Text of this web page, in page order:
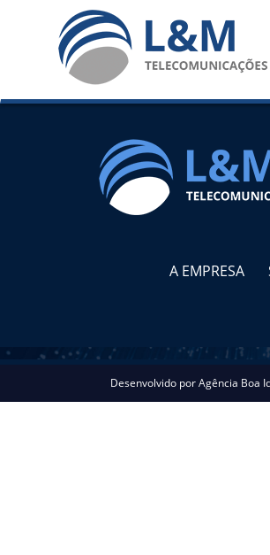
A EMPRESA
Desenvolvido porAgência Boa